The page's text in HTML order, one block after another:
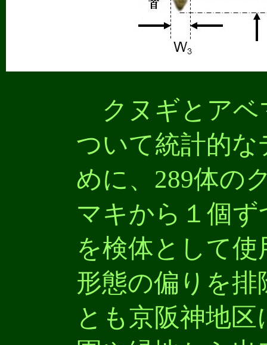
クヌギとアベ
ついて統計的
めに、289体の
マキから１個
を検体として
形態の偏りを
とも京阪神地